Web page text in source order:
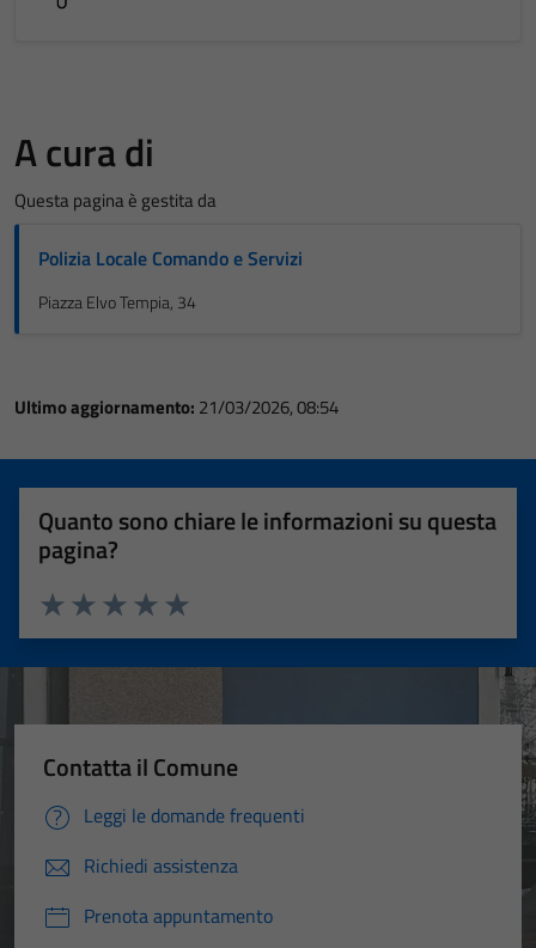
A cura di
Questa pagina è gestita da
Polizia Locale Comando e Servizi
Piazza Elvo Tempia, 34
Ultimo aggiornamento: 21/03/2026, 08:54
Quanto sono chiare le informazioni su questa
pagina?
Valuta 5 stelle su 5
Valuta 4 stelle su 5
Valuta 3 stelle su 5
Valuta 2 stelle su 5
Valuta 1 stelle su 5
Contatta il Comune
Leggi le domande frequenti
Richiedi assistenza
Prenota appuntamento